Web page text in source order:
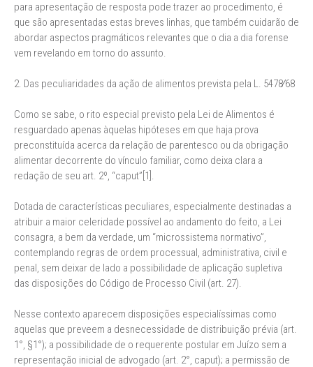
para apresentação de resposta pode trazer ao procedimento, é
que são apresentadas estas breves linhas, que também cuidarão de
abordar aspectos pragmáticos relevantes que o dia a dia forense
vem revelando em torno do assunto.
2. Das peculiaridades da ação de alimentos prevista pela L. 5478∕68
Como se sabe, o rito especial previsto pela Lei de Alimentos é
resguardado apenas àquelas hipóteses em que haja prova
preconstituída acerca da relação de parentesco ou da obrigação
alimentar decorrente do vínculo familiar, como deixa clara a
redação de seu art. 2º, “caput”[1].
Dotada de características peculiares, especialmente destinadas a
atribuir a maior celeridade possível ao andamento do feito, a Lei
consagra, a bem da verdade, um “microssistema normativo”,
contemplando regras de ordem processual, administrativa, civil e
penal, sem deixar de lado a possibilidade de aplicação supletiva
das disposições do Código de Processo Civil (art. 27).
Nesse contexto aparecem disposições especialíssimas como
aquelas que preveem a desnecessidade de distribuição prévia (art.
1°, §1°); a possibilidade de o requerente postular em Juízo sem a
representação inicial de advogado (art. 2°, caput); a permissão de